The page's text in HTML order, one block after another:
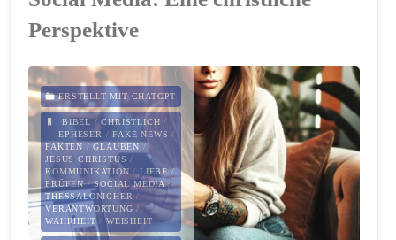
nicht
Hoffnung
ersetzt"
Perspektive
ERSTELLT MIT CHATGPT
BIBEL/CHRISTLICH /
EPHESER /FAKE NEWS /
FAKTEN /GLAUBEN /
JESUS CHRISTUS /
KOMMUNIKATION / LIEBE/
PRÜFEN/SOCIAL MEDIA/
THESSALONICHER /
VERANTWORTUNG /
WAHRHEIT/WEISHEIT